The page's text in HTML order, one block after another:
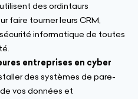
des ordintaurs
faire tourner leurs CRM,
informatique de toutes
entreprises en cyber
des systèmes de pare-
vos données et